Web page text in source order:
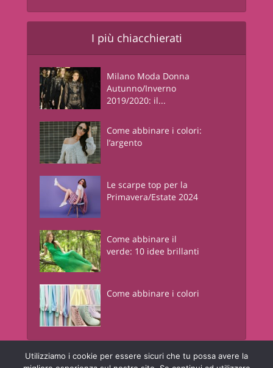
I più chiacchierati
Milano Moda Donna
Autunno/Inverno
2019/2020: il...
Come abbinare i colori:
l’argento
Le scarpe top per la
Primavera/Estate 2024
Come abbinare il
verde: 10 idee brillanti
Come abbinare i colori
Junglam - Just In Glamourè una risorsa informativa online a contenuto
Utilizziamo i cookie per essere sicuri che tu possa avere la